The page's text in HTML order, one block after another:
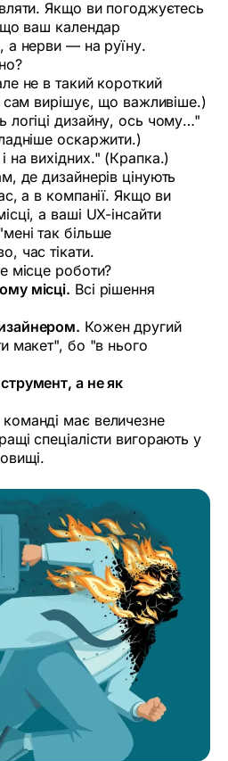
Якщо ви погоджуєтесь
ваш календар
а нерви — на руїну.
не в такий короткий
сам вирішує, що важливіше.)
логіці дизайну, ось чому…"
оскаржити.)
вихідних." (Крапка.)
де дизайнерів цінують
а в компанії. Якщо ви
а ваші UX-інсайти
так більше
час тікати.
місце роботи?
місці. Всі рішення
Кожен другий
макет", бо "в нього
а не як
має величезне
спеціалісти вигорають у